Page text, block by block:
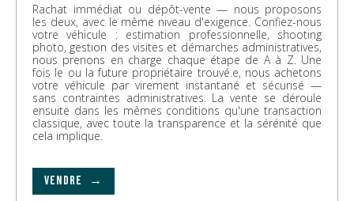
Rachat immédiat ou dépôt-vente — nous proposons
les deux, avec le même niveau d'exigence. Confiez-nous
votre véhicule : estimation professionnelle, shooting
photo, gestion des visites et démarches administratives,
nous prenons en charge chaque étape de A à Z. Une
fois le ou la future propriétaire trouvé.e, nous achetons
votre véhicule par virement instantané et sécurisé —
sans contraintes administratives. La vente se déroule
ensuite dans les mêmes conditions qu'une transaction
classique, avec toute la transparence et la sérénité que
cela implique.
VENDRE →